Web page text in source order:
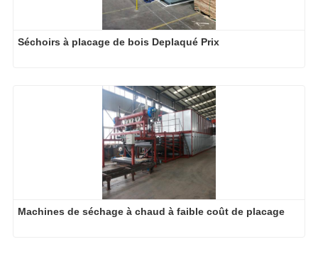
Séchoirs à placage de bois Deplaqué Prix
Machines de séchage à chaud à faible coût de placage